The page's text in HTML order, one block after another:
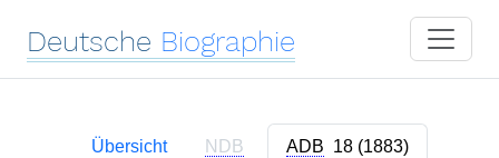
Deutsche Biographie
Übersicht NDB ADB 18 (1883)